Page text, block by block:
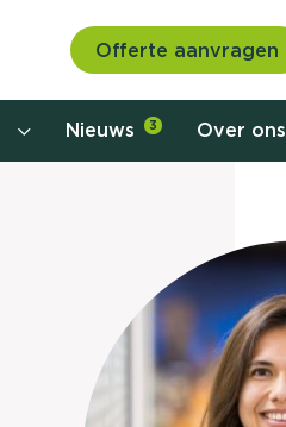
Offerte aanvragen
Nieuws 3 Over ons